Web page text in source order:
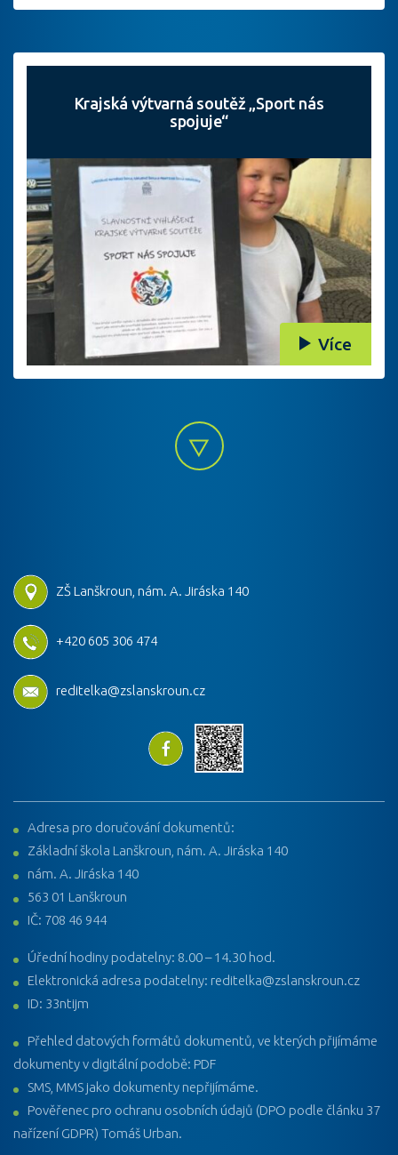
Krajská výtvarná soutěž „Sport nás
spojuje“
Více
ZŠ Lanškroun, nám. A. Jiráska 140
+420 605 306 474
reditelka@zslanskroun.cz
Adresa pro doručování dokumentů:
Základní škola Lanškroun, nám. A. Jiráska 140
nám. A. Jiráska 140
563 01 Lanškroun
IČ: 708 46 944
Úřední hodiny podatelny: 8.00 – 14.30 hod.
Elektronická adresa podatelny: reditelka@zslanskroun.cz
ID: 33ntijm
Přehled datových formátů dokumentů, ve kterých přijímáme
dokumenty v digitální podobě: PDF
SMS, MMS jako dokumenty nepřijímáme.
Pověřenec pro ochranu osobních údajů (DPO podle článku 37
nařízení GDPR) Tomáš Urban.